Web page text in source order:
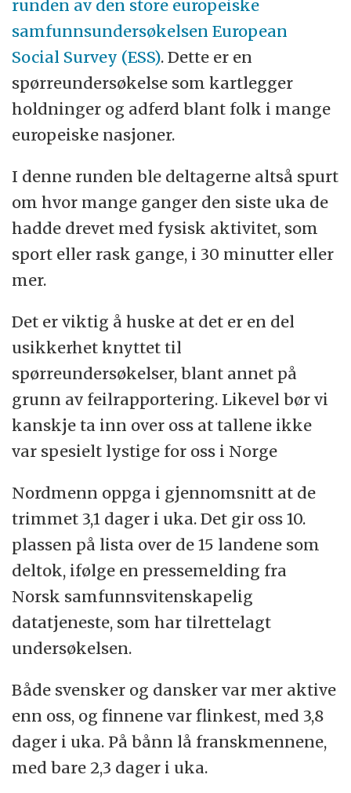
runden av den store europeiske
samfunnsundersøkelsen European
Social Survey (ESS). Dette er en
spørreundersøkelse som kartlegger
holdninger og adferd blant folk i mange
europeiske nasjoner.
I denne runden ble deltagerne altså spurt
om hvor mange ganger den siste uka de
hadde drevet med fysisk aktivitet, som
sport eller rask gange, i 30 minutter eller
mer.
Det er viktig å huske at det er en del
usikkerhet knyttet til
spørreundersøkelser, blant annet på
grunn av feilrapportering. Likevel bør vi
kanskje ta inn over oss at tallene ikke
var spesielt lystige for oss i Norge
Nordmenn oppga i gjennomsnitt at de
trimmet 3,1 dager i uka. Det gir oss 10.
plassen på lista over de 15 landene som
deltok, ifølge en pressemelding fra
Norsk samfunnsvitenskapelig
datatjeneste, som har tilrettelagt
undersøkelsen.
Både svensker og dansker var mer aktive
enn oss, og finnene var flinkest, med 3,8
dager i uka. På bånn lå franskmennene,
med bare 2,3 dager i uka.